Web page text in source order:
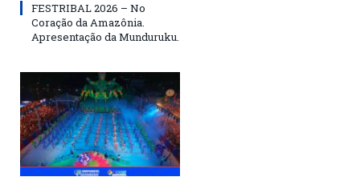
FESTRIBAL 2026 – No
Coração da Amazônia.
Apresentação da Munduruku.